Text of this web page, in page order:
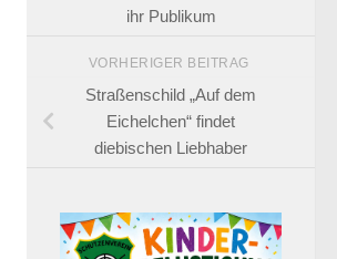
ihr Publikum
VORHERIGER BEITRAG
Straßenschild „Auf dem
Eichelchen“ findet
diebischen Liebhaber